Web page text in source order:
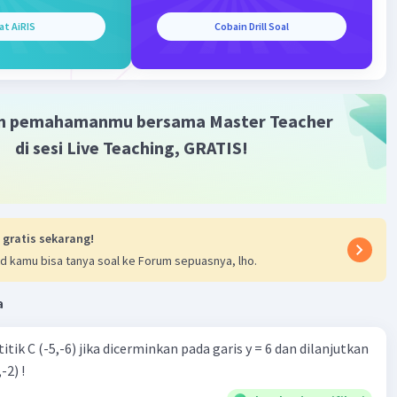
kita perlu mencari luas permukaan kerucut. Rumus luas
+ √(15^2 + (40/π)^2))
+ √(225 + 162.34))
sekitar 523.6 cm^2.
· 0.0 (0) Balas
AiRIS Cobain Drill Soal
pemahamanmu bersama Master Teacher
di sesi Live Teaching, GRATIS!
gratis sekarang!
kamu bisa tanya soal ke Forum sepuasnya, lho.
C (-5,-6) jika dicerminkan pada garis y = 6 dan dilanjutkan
2) !